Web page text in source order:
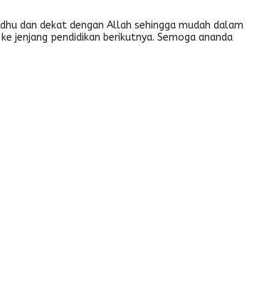
dan dekat dengan Allah sehingga mudah dalam
jenjang pendidikan berikutnya. Semoga ananda